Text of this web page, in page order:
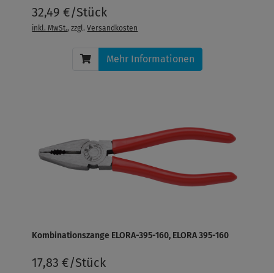
32,49 €/Stück
inkl. MwSt., zzgl.Versandkosten
Mehr Informationen
Kombinationszange ELORA-395-160, ELORA 395-160
17,83 €/Stück